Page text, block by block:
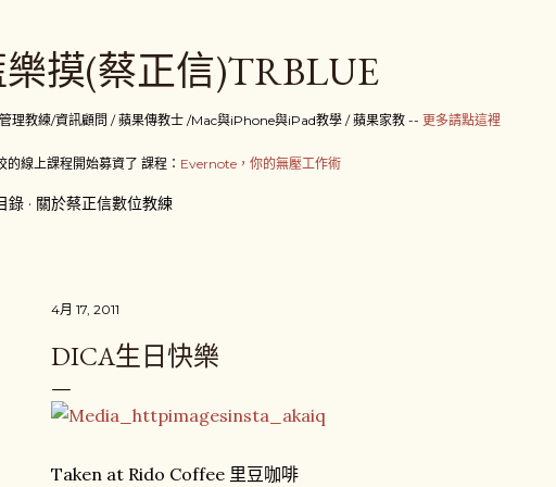
摸(蔡正信)TRBLUE
理教練/資訊顧問 / 蘋果傳教士 /Mac與iPhone與iPad教學 / 蘋果家教 -- 更多請點這裡
的線上課程開始募資了 課程： Evernote，你的無壓工作術
錄 關於蔡正信數位教練
4月 17, 2011
DICA生日快樂
Taken at Rido Coffee 里豆咖啡